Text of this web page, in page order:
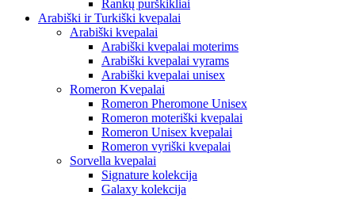
Rankų purškikliai
Arabiški ir Turkiški kvepalai
Arabiški kvepalai
Arabiški kvepalai moterims
Arabiški kvepalai vyrams
Arabiški kvepalai unisex
Romeron Kvepalai
Romeron Pheromone Unisex
Romeron moteriški kvepalai
Romeron Unisex kvepalai
Romeron vyriški kvepalai
Sorvella kvepalai
Signature kolekcija
Galaxy kolekcija